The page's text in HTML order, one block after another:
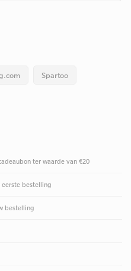
Spartoo
ter waarde van €20
eerste bestelling
bestelling